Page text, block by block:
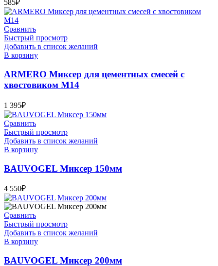
585₽
Сравнить
Быстрый просмотр
Добавить в список желаний
В корзину
ARMERO Миксер для цементных смесей с
хвостовиком М14
1 395₽
Сравнить
Быстрый просмотр
Добавить в список желаний
В корзину
BAUVOGEL Миксер 150мм
4 550₽
Сравнить
Быстрый просмотр
Добавить в список желаний
В корзину
BAUVOGEL Миксер 200мм